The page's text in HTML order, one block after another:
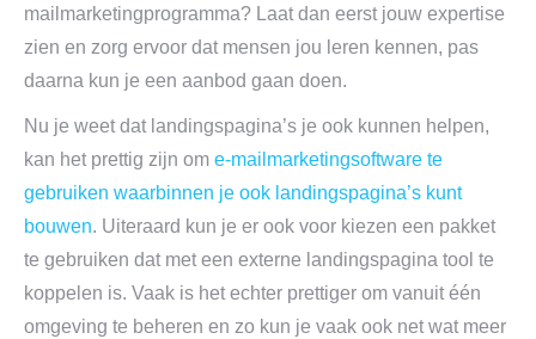
mailmarketingprogramma? Laat dan eerst jouw expertise
zien en zorg ervoor dat mensen jou leren kennen, pas
daarna kun je een aanbod gaan doen.
Nu je weet dat landingspagina’s je ook kunnen helpen,
kan het prettig zijn om e-mailmarketingsoftware te
gebruiken waarbinnen je ook landingspagina’s kunt
bouwen. Uiteraard kun je er ook voor kiezen een pakket
te gebruiken dat met een externe landingspagina tool te
koppelen is. Vaak is het echter prettiger om vanuit één
omgeving te beheren en zo kun je vaak ook net wat meer